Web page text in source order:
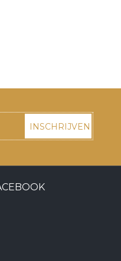
INSCHRIJVEN